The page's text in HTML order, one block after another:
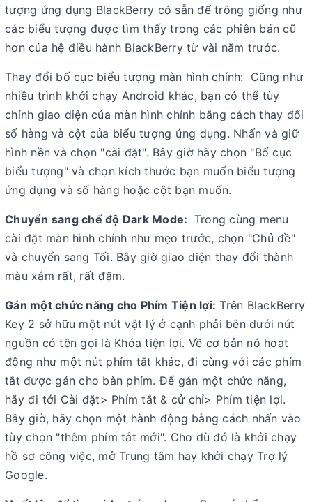
tượng ứng dụng BlackBerry có sẵn để trông giống như
các biểu tượng được tìm thấy trong các phiên bản cũ
hơn của hệ điều hành BlackBerry từ vài năm trước.
Thay đổi bố cục biểu tượng màn hình chính: Cũng như
nhiều trình khởi chạy Android khác, bạn có thể tùy
chỉnh giao diện của màn hình chính bằng cách thay đổi
số hàng và cột của biểu tượng ứng dụng. Nhấn và giữ
hình nền và chọn "cài đặt". Bây giờ hãy chọn "Bố cục
biểu tượng" và chọn kích thước bạn muốn biểu tượng
ứng dụng và số hàng hoặc cột bạn muốn.
Chuyển sang chế độ Dark Mode: Trong cùng menu
cài đặt màn hình chính như mẹo trước, chọn "Chủ đề"
và chuyển sang Tối. Bây giờ giao diện thay đổi thành
màu xám rất, rất đậm.
Gán một chức năng cho Phím Tiện lợi: Trên BlackBerry
Key 2 sở hữu một nút vật lý ở cạnh phải bên dưới nút
nguồn có tên gọi là Khóa tiện lợi. Về cơ bản nó hoạt
động như một nút phím tắt khác, đi cùng với các phím
tắt được gán cho bàn phím. Để gán một chức năng,
hãy đi tới Cài đặt> Phím tắt & cử chỉ> Phím tiện lợi.
Bây giờ, hãy chọn một hành động bằng cách nhấn vào
tùy chọn "thêm phím tắt mới". Cho dù đó là khởi chạy
hồ sơ công việc, mở Trung tâm hay khởi chạy Trợ lý
Google.